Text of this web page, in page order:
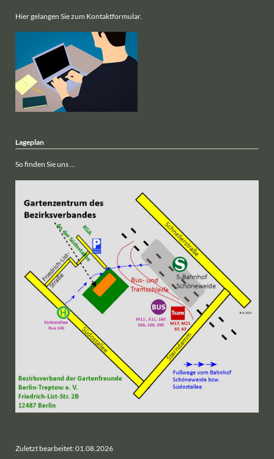
Hier gelangen Sie zum Kontaktformular.
Lageplan
So finden Sie uns ...
Zuletzt bearbeitet: 01.08.2026